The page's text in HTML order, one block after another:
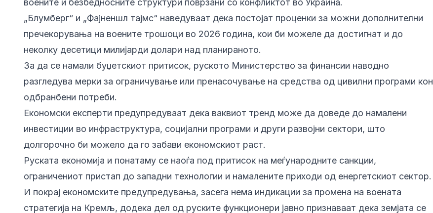
воените и безбедносните структури поврзани со конфликтот во Украина.
„Блумберг“ и „Фајненшл тајмс“ наведуваат дека постојат проценки за можни дополнителни
пречекорувања на воените трошоци во 2026 година, кои би можеле да достигнат и до
неколку десетици милијарди долари над планираното.
За да се намали буџетскиот притисок, руското Министерство за финансии наводно
разгледува мерки за ограничување или пренасочување на средства од цивилни програми кон
одбранбени потреби.
Економски експерти предупредуваат дека ваквиот тренд може да доведе до намалени
инвестиции во инфраструктура, социјални програми и други развојни сектори, што
долгорочно би можело да го забави економскиот раст.
Руската економија и понатаму се наоѓа под притисок на меѓународните санкции,
ограничениот пристап до западни технологии и намалените приходи од енергетскиот сектор.
И покрај економските предупредувања, засега нема индикации за промена на воената
стратегија на Кремљ, додека дел од руските функционери јавно признаваат дека земјата се